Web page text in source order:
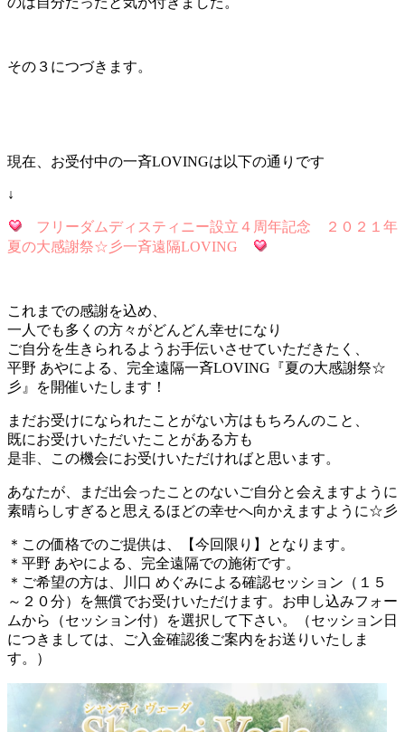
その３につづきます。
現在、お受付中の一斉LOVINGは以下の通りです
↓
フリーダムディスティニー設立４周年記念 ２０２１年
夏の大感謝祭☆彡一斉遠隔LOVING
これまでの感謝を込め、
一人でも多くの方々がどんどん幸せになり
ご自分を生きられるようお手伝いさせていただきたく、
平野 あやによる、完全遠隔一斉LOVING『夏の大感謝祭☆
彡』を開催いたします！
まだお受けになられたことがない方はもちろんのこと、
既にお受けいただいたことがある方も
是非、この機会にお受けいただければと思います。
あなたが、まだ出会ったことのないご自分と会えますように
素晴らしすぎると思えるほどの幸せへ向かえますように☆彡
＊この価格でのご提供は、【今回限り】となります。
＊平野 あやによる、完全遠隔での施術です。
＊ご希望の方は、川口 めぐみによる確認セッション（１５
～２０分）を無償でお受けいただけます。お申し込みフォー
ムから（セッション付）を選択して下さい。（セッション日
につきましては、ご入金確認後ご案内をお送りいたしま
す。）